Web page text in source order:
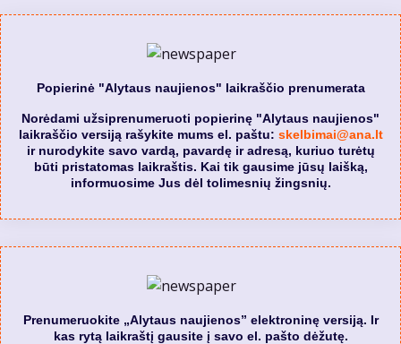
Popierinė "Alytaus naujienos" laikraščio prenumerata
Norėdami užsiprenumeruoti popierinę "Alytaus naujienos"
laikraščio versiją rašykite mums el. paštu: skelbimai@ana.lt
ir nurodykite savo vardą, pavardę ir adresą, kuriuo turėtų
būti pristatomas laikraštis. Kai tik gausime jūsų laišką,
informuosime Jus dėl tolimesnių žingsnių.
Prenumeruokite „Alytaus naujienos” elektroninę versiją. Ir
kas rytą laikraštį gausite į savo el. pašto dėžutę.